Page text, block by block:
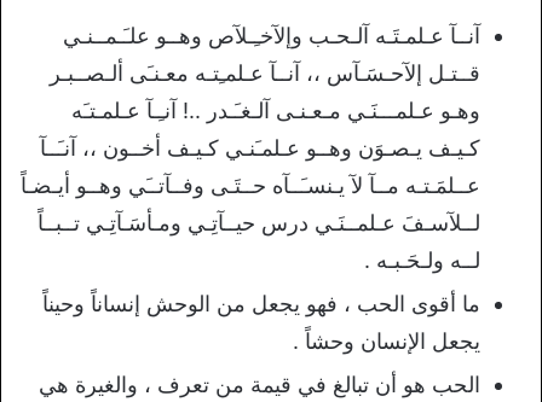
ﺁﻧــﺂ ﻋـﻠﻤـﺘَـﻪ ﺁﻟـﺤـﺐ ﻭﺇﻵﺧـِـﻶﺹ ﻭﻫــﻮ ﻋﻠـَـﻤــﻨـﻲ
ﻗــﺘـﻞ ﺇﻵﺣـﺴَـﺂﺱ ،، ﺁﻧــﺂ ﻋـﻠﻤـِﺘـﻪ ﻣﻌـﻨـَﻰ ﺃﻟـﺼــﺒـﺮ
ﻭﻫـﻮ ﻋـﻠﻤـــﻨَـﻲ ﻣـﻌـﻨـﻰ ﺁﻟـﻐـَـﺪﺭ ..! ﺁﻧـِـﺂ ﻋـﻠﻤـﺘـَﻪ
ﻛـﻴـﻒ ﻳـﺼـﻮَﻥ ﻭﻫــﻮ ﻋـﻠﻤـَﻨـﻲ ﻛـﻴـﻒ ﺃﺧــﻮﻥ ،، ﺁﻧـَــﺂ
ﻋــﻠﻤَـﺘـﻪ ﻣــﺂ ﻵ ﻳـﻨﺴـَــﺂﻩ ﺣــﺘَـﻰ ﻭﻓــﺂﺗــَﻲ ﻭﻫــﻮ ﺃﻳـﻀـﺎً
ﻟــﻶﺳـﻒَ ﻋـﻠﻤــﻨَـﻲ ﺩﺭﺱ ﺣﻴــﺂﺗِـﻲ ﻭﻣـﺄﺳَـﺂﺗِـﻲ ﺗــﺒــﺎً
ﻟــﻪ ﻭﻟـﺤَـﺒـﻪ .
ما أقوى الحب ، فهو يجعل من الوحش إنساناً وحيناً
يجعل الإنسان وحشاً .
الحب هو أن تبالغ في قيمة من تعرف ، والغيرة هي